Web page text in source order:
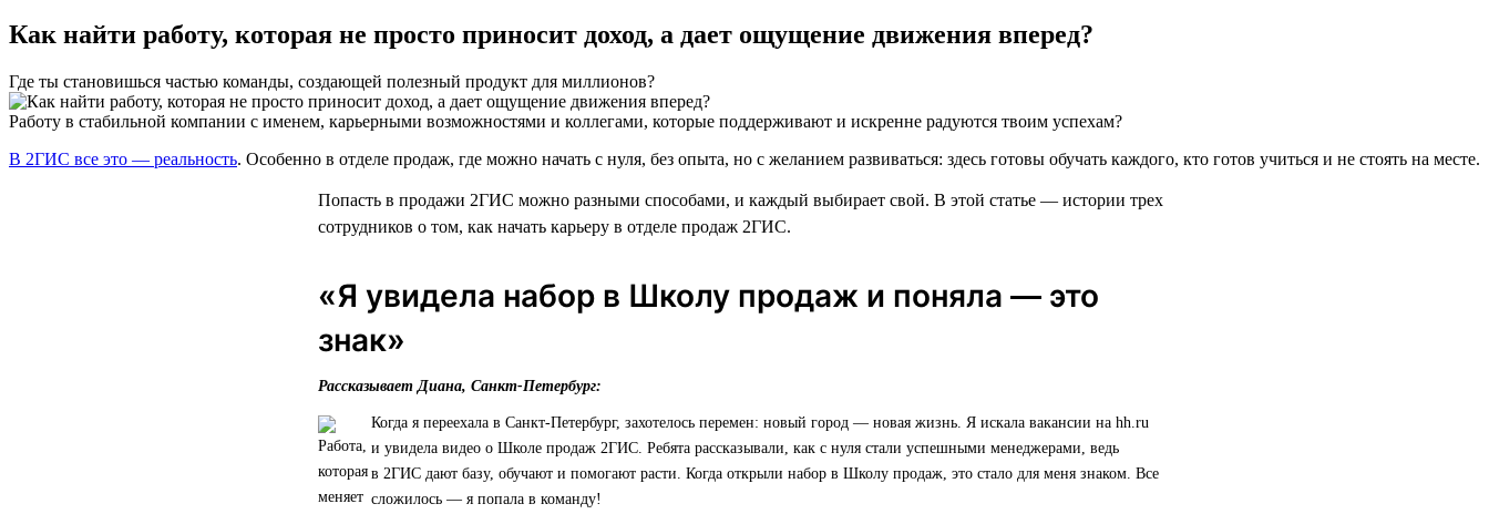
Как найти работу, которая не просто приносит доход, а дает ощущение движения вперед?
Где ты становишься частью команды, создающей полезный продукт для миллионов?
Работу в стабильной компании с именем, карьерными возможностями и коллегами, которые поддерживают и искренне радуются твоим успехам?
В 2ГИС все это — реальность. Особенно в отделе продаж, где можно начать с нуля, без опыта, но с желанием развиваться: здесь готовы обучать каждого, кто готов учиться и не стоять на месте.
Попасть в продажи 2ГИС можно разными способами, и каждый выбирает свой. В этой статье — истории трех
сотрудников о том, как начать карьеру в отделе продаж 2ГИС.
«Я увидела набор в Школу продаж и поняла — это
знак»
Рассказывает Диана, Санкт-Петербург:
Когда я переехала в Санкт-Петербург, захотелось перемен: новый город — новая жизнь. Я искала вакансии на hh.ru
и увидела видео о Школе продаж 2ГИС. Ребята рассказывали, как с нуля стали успешными менеджерами, ведь
в 2ГИС дают базу, обучают и помогают расти. Когда открыли набор в Школу продаж, это стало для меня знаком. Все
сложилось — я попала в команду!